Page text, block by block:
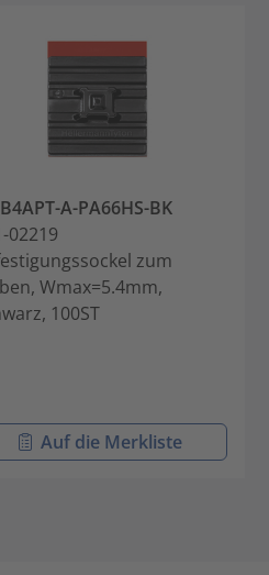
A-PA66HS-BK
02219
zum
Wmax=5.4mm,
100ST
Auf die Merkliste